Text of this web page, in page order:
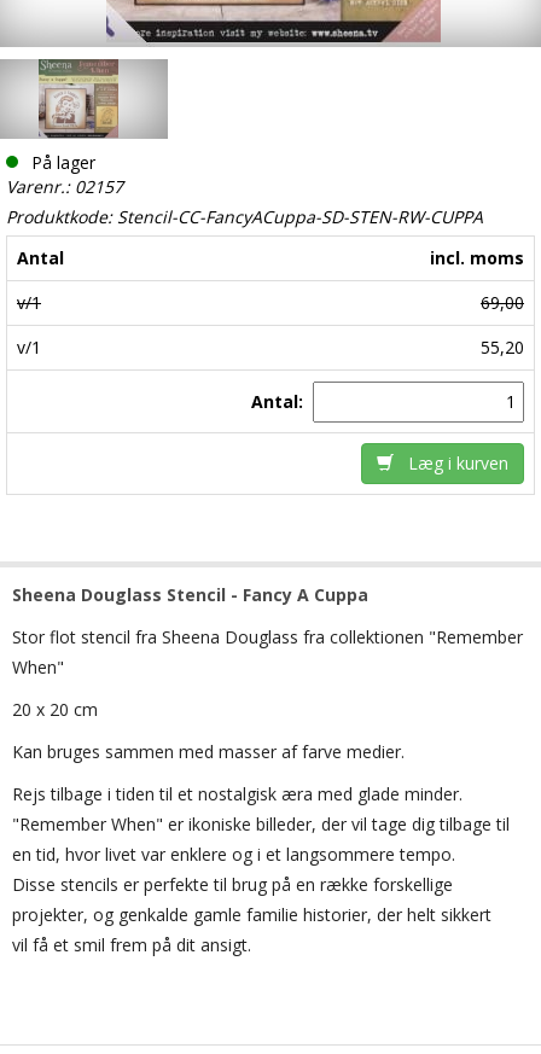
På lager
Varenr.: 02157
Produktkode: Stencil-CC-FancyACuppa-SD-STEN-RW-CUPPA
Antal
incl. moms
v/1
69,00
v/1
55,20
Antal:
Læg i kurven
Sheena Douglass Stencil - Fancy A Cuppa
Stor flot stencil fra Sheena Douglass fra collektionen "Remember
When"
20 x 20 cm
Kan bruges sammen med masser af farve medier.
Rejs tilbage i tiden til et nostalgisk æra med glade minder.
"Remember When" er ikoniske billeder, der vil tage dig tilbage til
en tid, hvor livet var enklere og i et langsommere tempo.
Disse stencils er perfekte til brug på en række forskellige
projekter, og genkalde gamle familie historier, der helt sikkert
vil få et smil frem på dit ansigt.